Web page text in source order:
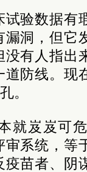
验数据有
洞，但它
有人指出
防线。现
。
就岌岌可
系统，等
苗者、阴